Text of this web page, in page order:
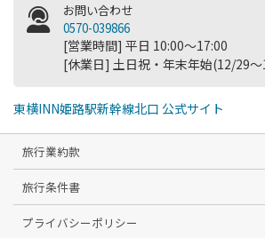
お問い合わせ
0570-039866
[営業時間] 平日 10:00～17:00
[休業日] 土日祝・年末年始(12/29
東横INN姫路駅新幹線北口 公式サイト
旅行業約款
旅行条件書
プライバシーポリシー